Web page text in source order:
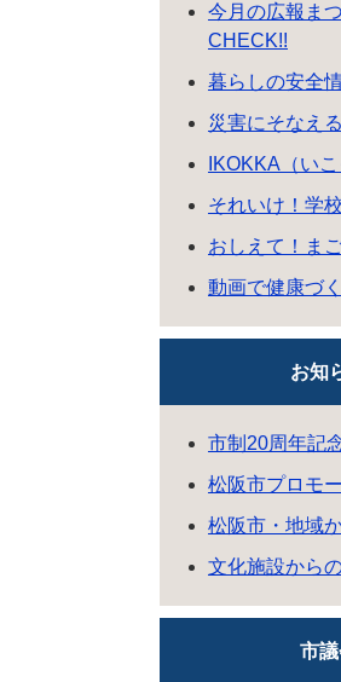
今月の広報ま
CHECK!!
暮らしの安全
災害にそなえる
IKOKKA（いこ
それいけ！学
おしえて！ま
動画で健康づ
お知
市制20周年記
松阪市プロモ
松阪市・地域
文化施設から
市